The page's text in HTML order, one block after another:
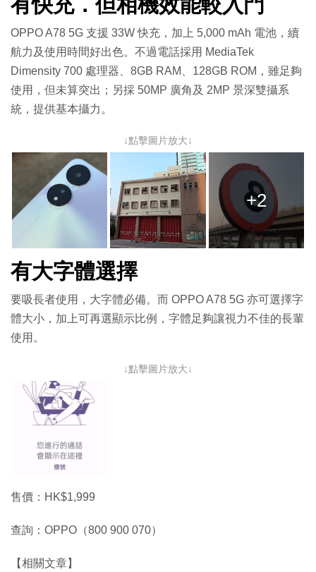
有快充．但相機效能較入門
OPPO A78 5G 支援 33W 快充，加上 5,000 mAh 電池，續
航力及使用時間好出色。不過電話採用 MediaTek
Dimensity 700 處理器、8GB RAM、128GB ROM，雖足夠
使用，但未算突出；另採 50MP 廣角及 2MP 景深雙攝系
統，提供基本攝力。
↓點擊圖片放大↓
+2
有大字體選擇
要吸長者使用，大字體必備。而 OPPO A78 5G 亦可選擇字
體大小，加上可再選顯示比例，字體足夠讓視力不佳的長輩
使用。
↓點擊圖片放大↓
售價：HK$1,999
查詢：OPPO（800 900 070）
【相關文章】